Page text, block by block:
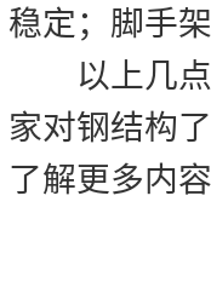
稳定；脚手
以上几点
家对钢结构
了解更多内